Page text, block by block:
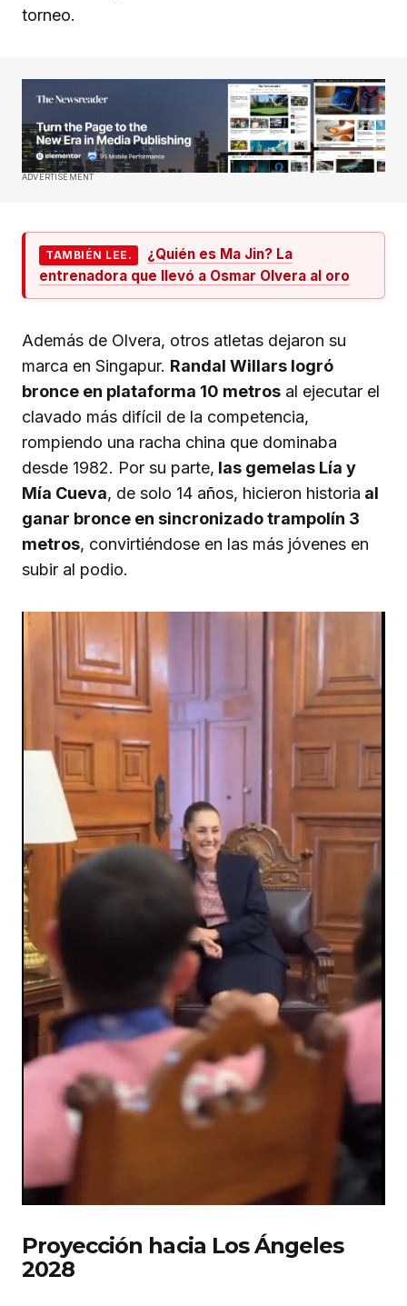
torneo.
ADVERTISEMENT
TAMBIÉN LEE.
¿Quién es Ma Jin? La
entrenadora que llevó a Osmar Olvera al oro
Además de Olvera, otros atletas dejaron su
marca en Singapur. Randal Willars logró
bronce en plataforma 10 metros al ejecutar el
clavado más difícil de la competencia,
rompiendo una racha china que dominaba
desde 1982. Por su parte, las gemelas Lía y
Mía Cueva, de solo 14 años, hicieron historia al
ganar bronce en sincronizado trampolín 3
metros, convirtiéndose en las más jóvenes en
subir al podio.
Proyección hacia Los Ángeles
2028